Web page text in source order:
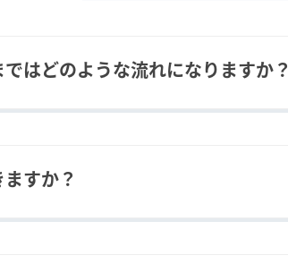
はどのような流れになりますか？
すか？